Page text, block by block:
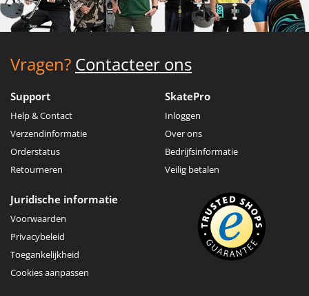
Vragen? Contacteer ons
Support
Help & Contact
Verzendinformatie
Orderstatus
Retourneren
SkatePro
Inloggen
Over ons
Bedrijfsinformatie
Veilig betalen
Juridische informatie
Voorwaarden
Privacybeleid
Toegankelijkheid
Cookies aanpassen